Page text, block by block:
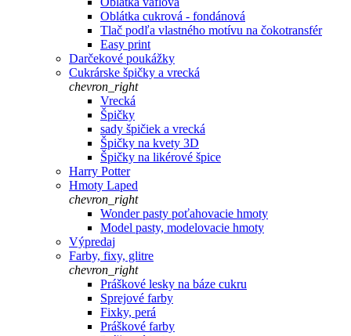
Oblátka cukrová - fondánová
Tlač podľa vlastného motívu na čokotransfér
Easy print
Darčekové poukážky
Cukrárske špičky a vrecká
chevron_right
Vrecká
Špičky
sady špičiek a vrecká
Špičky na kvety 3D
Špičky na likérové špice
Harry Potter
Hmoty Laped
chevron_right
Wonder pasty poťahovacie hmoty
Model pasty, modelovacie hmoty
Výpredaj
Farby, fixy, glitre
chevron_right
Práškové lesky na báze cukru
Sprejové farby
Fixky, perá
Práškové farby